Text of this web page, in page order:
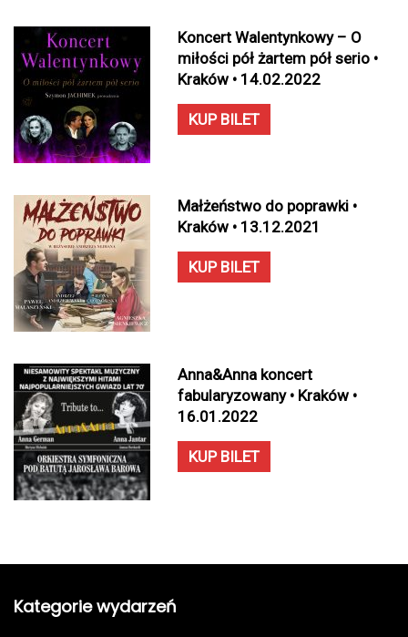
Koncert Walentynkowy – O
miłości pół żartem pół serio •
Kraków • 14.02.2022
KUP BILET
Małżeństwo do poprawki •
Kraków • 13.12.2021
KUP BILET
Anna&Anna koncert
fabularyzowany • Kraków •
16.01.2022
KUP BILET
Kategorie wydarzeń